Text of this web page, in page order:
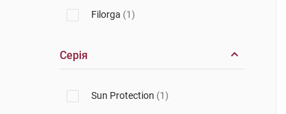
Filorga (1)
Серія
Sun Protection (1)